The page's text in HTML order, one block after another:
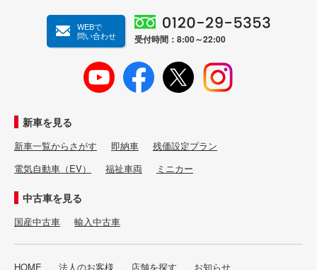
WEBで
問い合わせ
受付時間：8:00～22:00
新車を見る
新車一覧からさがす 即納車
残価設定プラン
電気自動車（EV）
福祉車両 ミニカー
中古車を見る
国産中古車 輸入中古車
HOME 法人のお客様 店舗を探す お知らせ